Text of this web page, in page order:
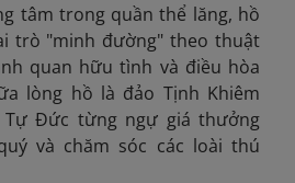
tâm trong quần thể lăng, hồ
trò "minh đường" theo thuật
quan hữu tình và điều hòa
lòng hồ là đảo Tịnh Khiêm
Đức từng ngự giá thưởng
và chăm sóc các loài thú